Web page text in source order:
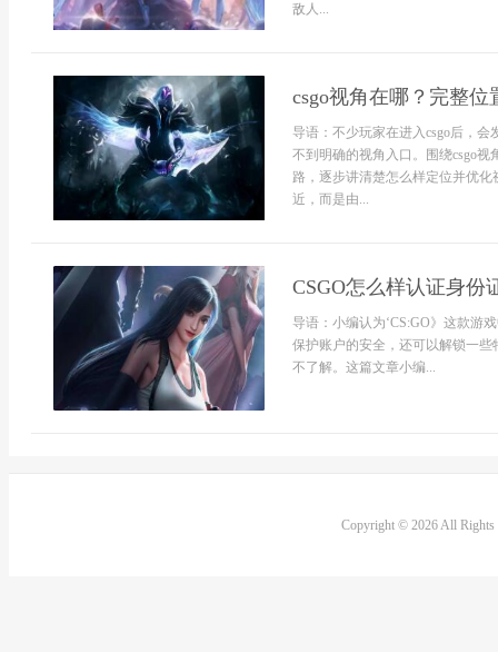
敌人...
csgo视角在哪？完整
导语：不少玩家在进入csgo后，
不到明确的视角入口。围绕csgo
路，逐步讲清楚怎么样定位并优化
近，而是由...
CSGO怎么样认证身份
导语：小编认为‘CS:GO》这款游
保护账户的安全，还可以解锁一
不了解。这篇文章小编...
Copyright © 2026 All